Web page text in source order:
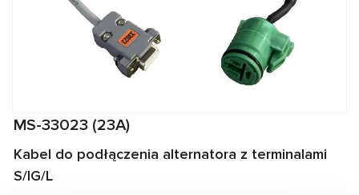
MS-33023 (23A)
Kabel do podłączenia alternatora z terminalami
S/IG/L